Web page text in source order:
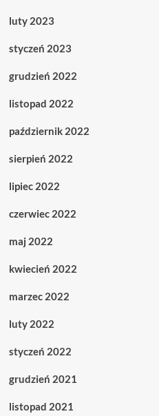
luty 2023
styczeń 2023
grudzień 2022
listopad 2022
październik 2022
sierpień 2022
lipiec 2022
czerwiec 2022
maj 2022
kwiecień 2022
marzec 2022
luty 2022
styczeń 2022
grudzień 2021
listopad 2021